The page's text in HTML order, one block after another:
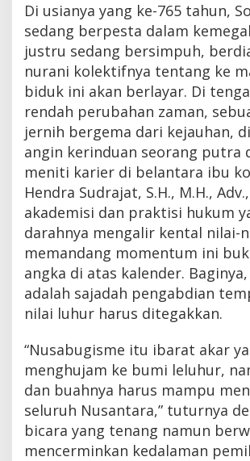
Di usianya yang ke-765 tahun,
sedang berpesta dalam
justru sedang bersimpuh,
nurani kolektifnya tentang ke
biduk ini akan berlayar. Di
rendah perubahan zaman,
jernih bergema dari kejauhan,
angin kerinduan seorang putra
meniti karier di belantara ibu
Hendra Sudrajat, S.H., M.H.,
akademisi dan praktisi hukum
darahnya mengalir kental nilai-
memandang momentum ini
angka di atas kalender.
adalah sajadah pengabdian
nilai luhur harus ditegakkan.
“Nusabugisme itu ibarat akar
menghujam ke bumi leluhur,
dan buahnya harus mampu
seluruh Nusantara,” tuturnya
bicara yang tenang namun
mencerminkan kedalaman